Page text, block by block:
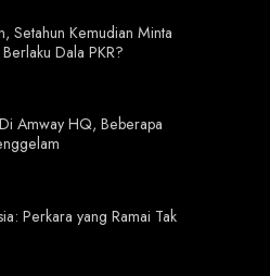
Setahun Kemudian Minta
Dala PKR?
Amway HQ, Beberapa
Perkara yang Ramai Tak